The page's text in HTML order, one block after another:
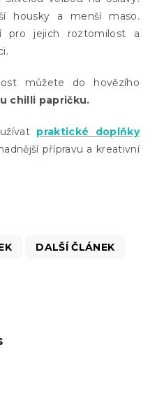
housky a menší maso.
pro jejich roztomilost a
můžete do hovězího
chilli papričku.
praktické doplňky
přípravu a kreativní
DALŠÍ ČLÁNEK